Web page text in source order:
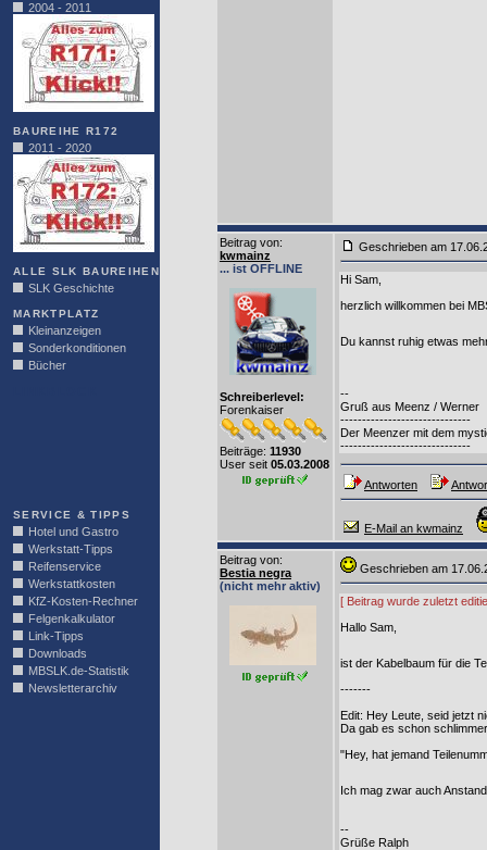
2004 - 2011
BAUREIHE R172
2011 - 2020
ALLE SLK BAUREIHEN
SLK Geschichte
MARKTPLATZ
Kleinanzeigen
Sonderkonditionen
Bücher
SERVICE & TIPPS
Hotel und Gastro
Werkstatt-Tipps
Reifenservice
Werkstattkosten
KfZ-Kosten-Rechner
Felgenkalkulator
Link-Tipps
Downloads
MBSLK.de-Statistik
Newsletterarchiv
Beitrag von:
kwmainz
... ist OFFLINE
Schreiberlevel:
Forenkaiser
Beiträge: 11930
User seit 05.03.2008
Geschrieben am
Hi Sam,
herzlich willkommen bei
Du kannst ruhig etwas
--
Gruß aus Meenz / Werner
------------------------------
Der Meenzer mit dem
------------------------------
Antworten
E-Mail an kwmainz
Beitrag von:
Bestia negra
(nicht mehr aktiv)
Geschrieben am
[ Beitrag wurde zuletzt
Hallo Sam,
ist der Kabelbaum für die
-------
Edit: Hey Leute, seid jetzt
Da gab es schon
"Hey, hat jemand
Ich mag zwar auch
--
Grüße Ralph